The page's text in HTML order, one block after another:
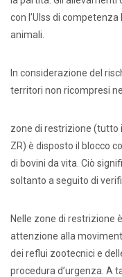
con l’Ulss di
animali.
In considerazione del
territori non ricompresi
zone di restrizione (tutto
ZR) è disposto il blocco
di bovini da vita. Ciò
soltanto a seguito di
Nelle zone di restrizione
attenzione alla
dei reflui zootecnici e
procedura d’urgenza. A